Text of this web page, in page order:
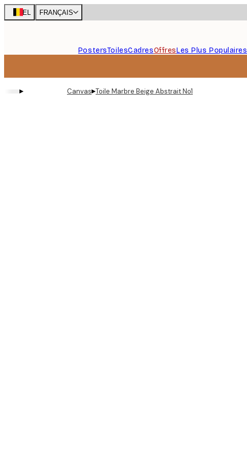
Skip
to
BEL FRANÇAIS
PostersToilesCadresOffresLes Plus Populaires
▸ Canvas▸Toile Marbre Beige Abstrait No1